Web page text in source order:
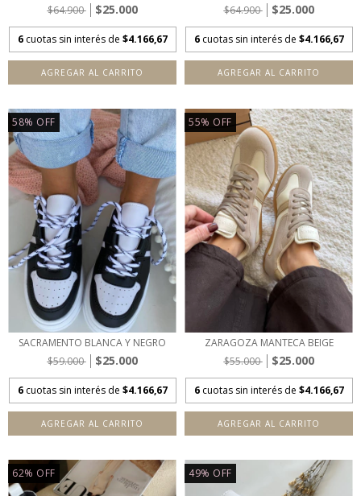
$64.900
$25.000
6 cuotas sin interés de $4.166,67
AGREGAR AL CARRITO
$64.900
$25.000
6 cuotas sin interés de $4.166,67
AGREGAR AL CARRITO
58% OFF
SACRAMENTO BLANCA Y NEGRO
$59.000
$25.000
6 cuotas sin interés de $4.166,67
AGREGAR AL CARRITO
55% OFF
ZARAGOZA MANTECA BEIGE
$55.000
$25.000
6 cuotas sin interés de $4.166,67
AGREGAR AL CARRITO
62% OFF 49% OFF